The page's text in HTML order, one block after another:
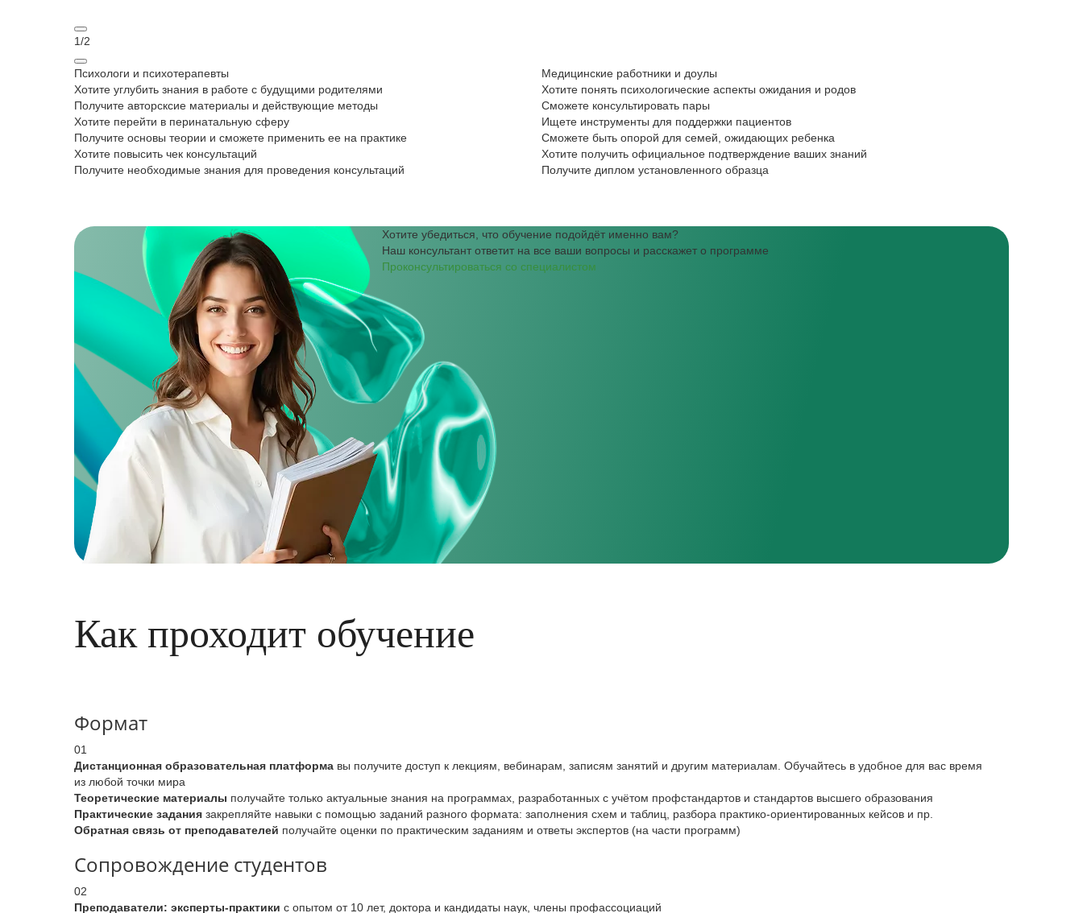
1/2
Психологи и психотерапевты
Хотите углубить знания в работе с будущими родителями
Получите авторсксие материалы и действующие методы
Хотите перейти в перинатальную сферу
Получите основы теории и сможете применить ее на практике
Хотите повысить чек консультаций
Получите необходимые знания для проведения консультаций
Медицинские работники и доулы
Хотите понять психологические аспекты ожидания и родов
Сможете консультировать пары
Ищете инструменты для поддержки пациентов
Сможете быть опорой для семей, ожидающих ребенка
Хотите получить официальное подтверждение ваших знаний
Получите диплом установленного образца
Хотите убедиться, что обучение подойдёт именно вам?
Наш консультант ответит на все ваши вопросы и расскажет о программе
Проконсультироваться со специалистом
Как проходит обучение
Формат
01
Дистанционная образовательная платформа вы получите доступ к лекциям, вебинарам, записям занятий и другим материалам. Обучайтесь в удобное для вас время
из любой точки мира
Теоретические материалы получайте только актуальные знания на программах, разработанных с учётом профстандартов и стандартов высшего образования
Практические задания закрепляйте навыки с помощью заданий разного формата: заполнения схем и таблиц, разбора практико-ориентированных кейсов и пр.
Обратная связь от преподавателей получайте оценки по практическим заданиям и ответы экспертов (на части программ)
Сопровождение студентов
02
Преподаватели: эксперты-практики с опытом от 10 лет, доктора и кандидаты наук, члены профассоциаций